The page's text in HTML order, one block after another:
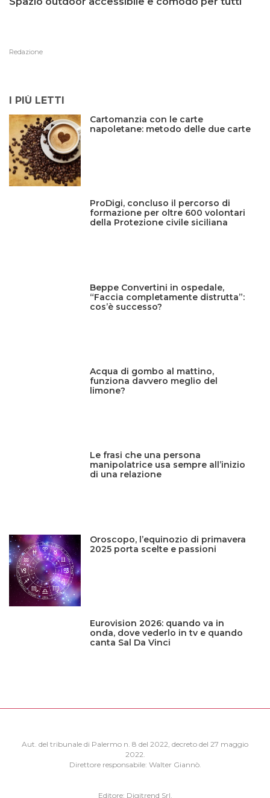
Redazione
I PIÙ LETTI
Cartomanzia con le carte
napoletane: metodo delle due carte
ProDigi, concluso il percorso di
formazione per oltre 600 volontari
della Protezione civile siciliana
Beppe Convertini in ospedale,
“Faccia completamente distrutta”:
cos’è successo?
Acqua di gombo al mattino,
funziona davvero meglio del
limone?
Le frasi che una persona
manipolatrice usa sempre all’inizio
di una relazione
Oroscopo, l’equinozio di primavera
2025 porta scelte e passioni
Eurovision 2026: quando va in
onda, dove vederlo in tv e quando
canta Sal Da Vinci
Aut. del tribunale di Palermo n. 8 del 2022, decreto del 27 maggio
2022.
Direttore responsabile: Walter Giannò.
Editore: Digitrend Srl.